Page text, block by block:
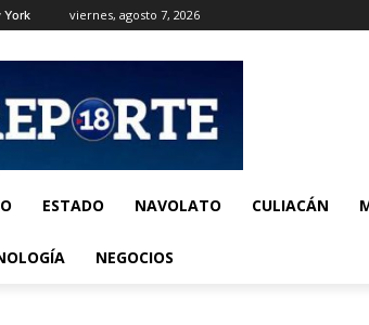
York viernes, agosto 7, 2026
ESTADO NAVOLATO CULIACÁN
NEGOCIOS